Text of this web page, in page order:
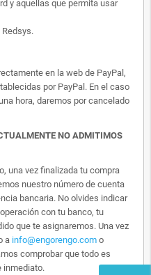
y aquellas que permita usar
en la web de PayPal,
por PayPal. En el caso
hora, daremos por cancelado
NO ADMITIMOS
una vez finalizada tu compra
nuestro número de cuenta
bancaria. No olvides indicar
con tu banco, tu
que te asignaremos. Una vez
a info@engorengo.com o
comprobar que todo es
inmediato.